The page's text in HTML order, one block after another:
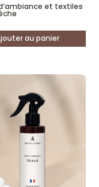
et textiles
au panier